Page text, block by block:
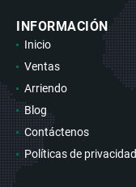
INFORMACIÓN
Inicio
Ventas
Arriendo
Blog
Contáctenos
Políticas de privacidad